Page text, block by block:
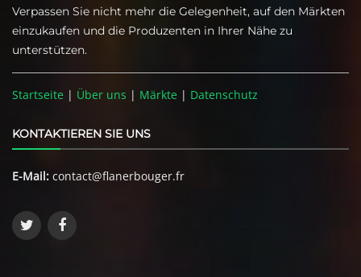
Verpassen Sie nicht mehr die Gelegenheit, auf den Märkten
einzukaufen und die Produzenten in Ihrer Nähe zu
unterstützen.
Startseite | Über uns | Märkte | Datenschutz
KONTAKTIEREN SIE UNS
E-Mail: contact@flanerbouger.fr